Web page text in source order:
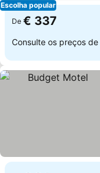
Escolha popular
De € 337
Consulte os preços de